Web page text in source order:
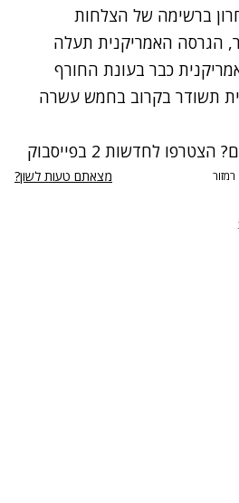
ברשימה של הצלחות
הגרסה האמריקנית תעלה
כבר בעונת החורף
תשודר בקרוב בחמש עשרה
לחדשות 2 בפייסבוק
רמזור מצאתם טעות לשון?